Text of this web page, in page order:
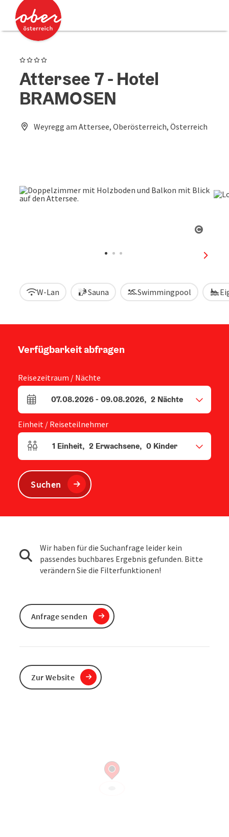
Zum Inhalt
Zum Seitenanfang
4 Sterne
Attersee 7 - Hotel
BRAMOSEN
Weyregg am Attersee, Oberösterreich, Österreich
W-Lan Sauna Swimmingpool
Verfügbarkeit abfragen
Reisezeitraum / Nächte
An- und Abreisefelder
07.08.2026- 09.08.2026, 2 Nächte
Einheit / Reiseteilnehmer
Einheitenanzahl und Personenfelder
1 Einheit, 2 Erwachsene, 0 Kinder
Suchen
Wir haben für die Suchanfrage leider kein
passendes buchbares Ergebnis gefunden. Bitte
verändern Sie die Filterfunktionen!
Anfrage senden
Zur Website